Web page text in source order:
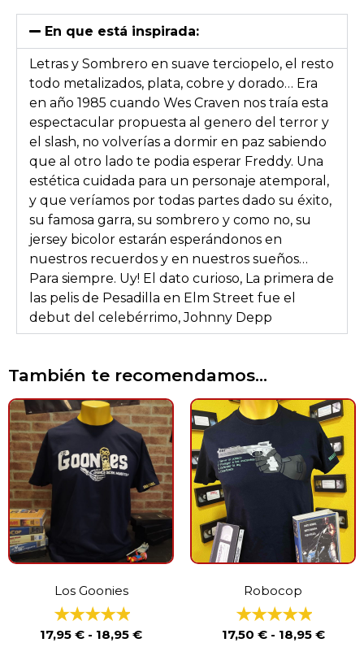
En que está inspirada:
Letras y Sombrero en suave terciopelo, el resto
todo metalizados, plata, cobre y dorado… Era
en año 1985 cuando Wes Craven nos traía esta
espectacular propuesta al genero del terror y
el slash, no volverías a dormir en paz sabiendo
que al otro lado te podia esperar Freddy. Una
estética cuidada para un personaje atemporal,
y que veríamos por todas partes dado su éxito,
su famosa garra, su sombrero y como no, su
jersey bicolor estarán esperándonos en
nuestros recuerdos y en nuestros sueños…
Para siempre. Uy! El dato curioso, La primera de
las pelis de Pesadilla en Elm Street fue el
debut del celebérrimo, Johnny Depp
También te recomendamos…
Los Goonies
17,95 € - 18,95 €
Robocop
17,50 € - 18,95 €